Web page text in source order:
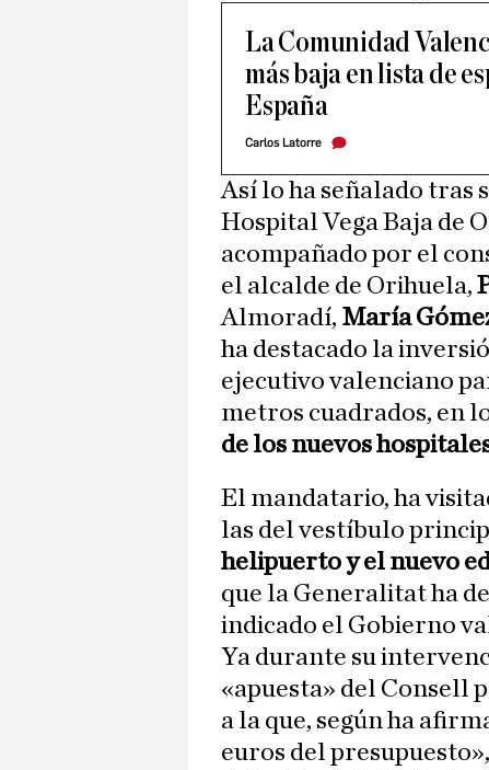
La Comunidad
más baja en lista de
España
Carlos Latorre
Así lo ha señalado tras
Hospital Vega Baja de
acompañado por el
el alcalde de Orihuela,
Almoradí, María
ha destacado la
ejecutivo valenciano
metros cuadrados, en
de los nuevos
El mandatario, ha
las del vestíbulo
helipuerto y el nuevo
que la Generalitat ha
indicado el Gobierno
Ya durante su
«apuesta» del Consell
a la que, según ha
euros del